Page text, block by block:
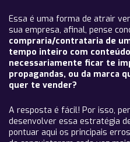
Essa é uma forma de atrair
sua empresa, afinal, pense
compraria/contrataria de
tempo inteiro com
necessariamente ficar te
propagandas, ou da marca
quer te vender?
A resposta é fácil! Por isso,
desenvolver essa estratégia
pontuar aqui os principais